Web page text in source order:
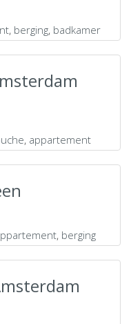
, berging, badkamer
, appartement
, berging